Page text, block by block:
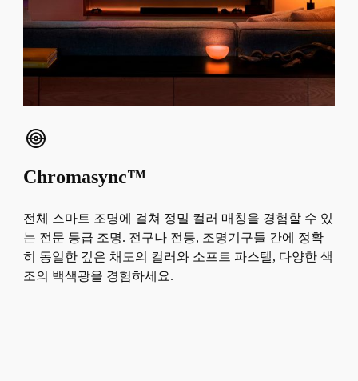
Chromasync™
전체 스마트 조명에 걸쳐 정밀 컬러 매칭을 경험할 수 있
는 전문 등급 조명. 전구나 전등, 조명기구들 간에 정확
히 동일한 깊은 채도의 컬러와 소프트 파스텔, 다양한 색
조의 백색광을 경험하세요.